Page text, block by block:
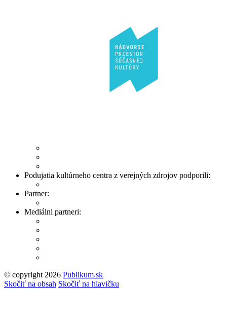
Podujatia kultúrneho centra z verejných zdrojov podporili:
Partner:
Mediálni partneri:
© copyright 2026 Publikum.sk
Tvorba stránok: Enjoy
Skočiť na obsah Skočiť na hlavičku